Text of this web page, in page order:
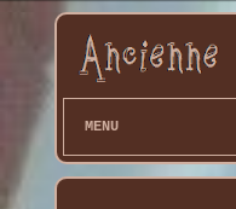
MENU